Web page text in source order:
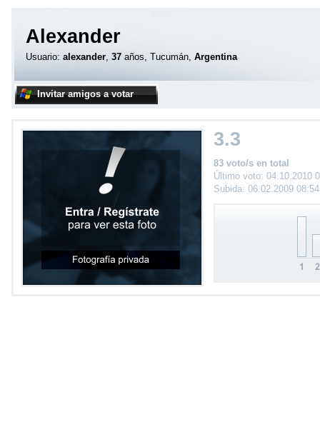
Alexander
Usuario: alexander, 37 años, Tucumán, Argentina
Invitar amigos a votar
3.3
83 voto/s en total
Último voto: 04.10.2010
Subida: 06.02.2009